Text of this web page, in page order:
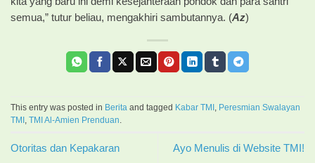
semua,” tutur beliau, mengakhiri sambutannya. (Az)
This entry was posted in Berita and tagged Kabar TMI Peresmian Swalayan
TMI TMI Al-Amien Prenduan
Otoritas dan Kepakaran Ayo Menulis di Website TMI!